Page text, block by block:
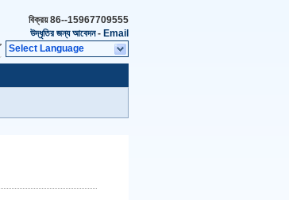
বিক্রয়86--15967709555
উদ্ধৃতির জন্য আবেদন- Email
Select Language